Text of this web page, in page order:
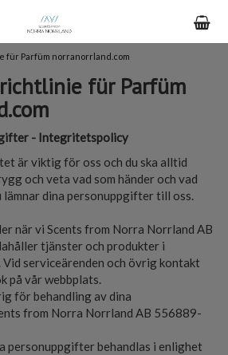
für Parfüm norranorrland.com
für Parfüm
- Integritetspolicy
är viktig för oss och du ska alltid
och veta vad som händer och vad
lämnar dina personuppgifter till oss.
när vi Scents from Norra Norrland AB
tjänster och produkter i
serviceärenden och övrig kontakt
på vår webbplats.
för behandling av dina
from Norra Norrland AB 556889-
personuppgifter behandlas i enlighet